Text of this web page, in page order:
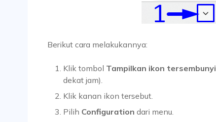
Berikut cara melakukannya:
Klik tombol Tampilkan ikon tersembunyi
dekat jam).
Klik kanan ikon tersebut.
Pilih Configuration dari menu.